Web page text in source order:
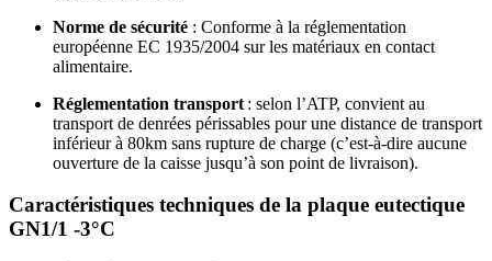
Norme de sécurité : Conforme à la réglementation
européenne EC 1935/2004 sur les matériaux en contact
alimentaire.
Réglementation transport : selon l’ATP, convient au
transport de denrées périssables pour une distance de transport
inférieur à 80km sans rupture de charge (c’est-à-dire aucune
ouverture de la caisse jusqu’à son point de livraison).
Caractéristiques techniques de la plaque eutectique
GN1/1 -3°C